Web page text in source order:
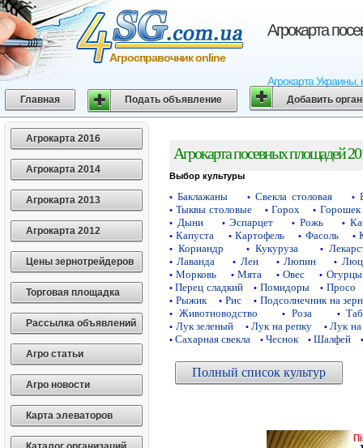
Агрокарта
Агрокарта
Агросправочник online
Главная Подать объявление Добавить
Агрокарта 2016
Агрокарта 2014
Агрокарта 2013
Агрокарта 2012
Цены зернотрейдеров
Торговая площадка
Рассылка объявлений
Агро статьи
Агро новости
Карта элеваторов
Агрокарта посевных площадей
Выбор культуры
• Баклажаны • Свекла столовая •
• Тыквы столовые • Горох • Горошек
• Дыни • Эспарцет • Рожь •
• Капуста • Картофель • Фасоль •
• Кориандр • Кукуруза •
• Лаванда • Лен • Люпин •
• Морковь • Мята • Овес • Огурцы
• Перец сладкий • Помидоры • Просо
• Рыжик • Рис • Подсолнечник на
• Животноводство • Роза •
• Лук зеленый • Лук на репку • Лук на
• Сахарная свекла • Чеснок • Шалфей •
Полный список культур